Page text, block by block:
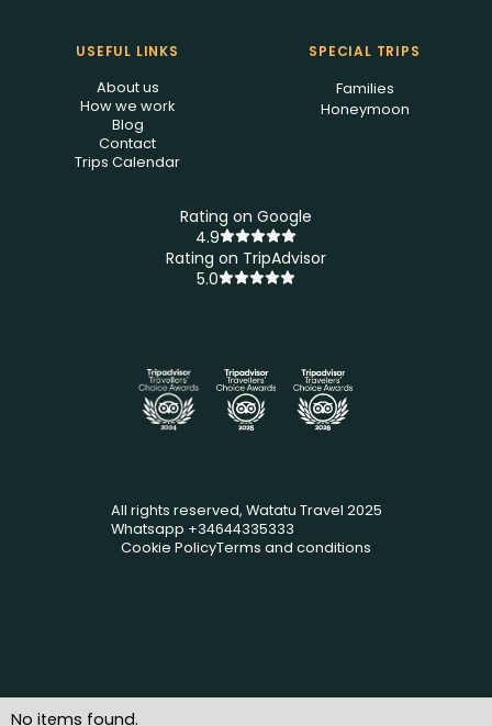
USEFUL LINKS
About us
How we work
Blog
Contact
Trips Calendar
SPECIAL TRIPS
Families
Honeymoon
Rating on Google
4.9
Rating on TripAdvisor
5.0
All rights reserved, Watatu Travel 2025
Whatsapp +34644335333
Cookie PolicyTerms and conditions
No items found.